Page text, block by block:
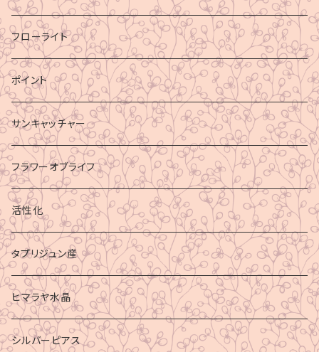
フローライト
ポイント
サンキャッチャー
フラワーオブライフ
活性化
タプリジュン産
ヒマラヤ水晶
シルバーピアス